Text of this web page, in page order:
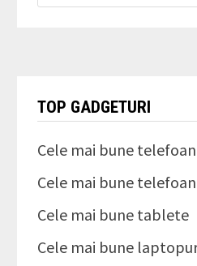
TOP GADGETURI
Cele mai bune
Cele mai bune
Cele mai bune tablete
Cele mai bune